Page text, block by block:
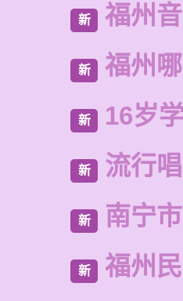
新 福州
新 福州
新 16岁
新 流行
新 南宁
新 福州